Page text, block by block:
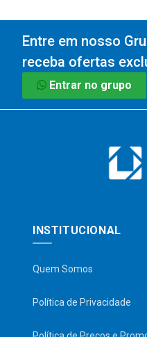
Entre em nosso
receba ofertas
Entrar no grupo
INSTITUCIONAL
Quem Somos
Política de Privacidade